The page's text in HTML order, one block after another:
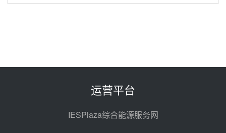
100MW光工程性能试验采购
光热示范电站二列蒸汽发生器设备
运营平台
IESPlaza综合能源服务网